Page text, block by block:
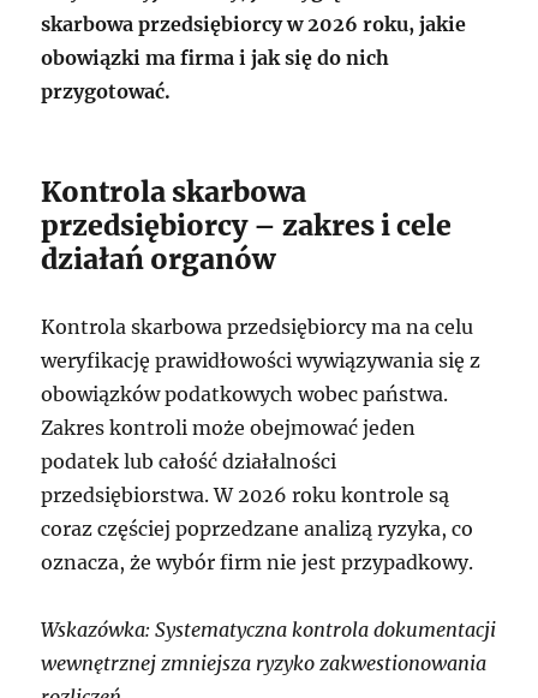
skarbowa przedsiębiorcy w 2026 roku, jakie
obowiązki ma firma i jak się do nich
przygotować.
Kontrola skarbowa
przedsiębiorcy – zakres i cele
działań organów
Kontrola skarbowa przedsiębiorcy ma na celu
weryfikację prawidłowości wywiązywania się z
obowiązków podatkowych wobec państwa.
Zakres kontroli może obejmować jeden
podatek lub całość działalności
przedsiębiorstwa. W 2026 roku kontrole są
coraz częściej poprzedzane analizą ryzyka, co
oznacza, że wybór firm nie jest przypadkowy.
Wskazówka: Systematyczna kontrola dokumentacji
wewnętrznej zmniejsza ryzyko zakwestionowania